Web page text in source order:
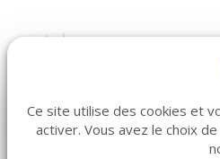
Ce site utilise des cookies et
activer. Vous avez le choix